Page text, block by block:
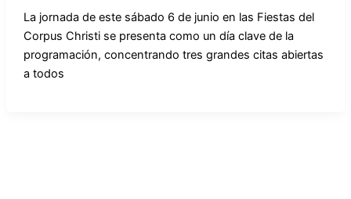
La jornada de este sábado 6 de junio en las Fiestas del
Corpus Christi se presenta como un día clave de la
programación, concentrando tres grandes citas abiertas
a todos